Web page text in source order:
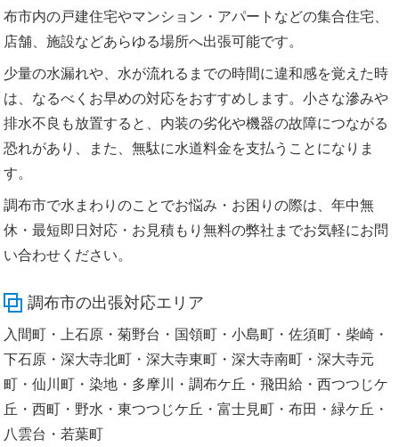
布市内の戸建住宅やマンション・アパートなどの集合住宅、
店舗、施設などあらゆる場所へ出張可能です。
少量の水漏れや、水が流れるまでの時間に違和感を覚えた時
は、なるべくお早めの対応をおすすめします。小さな滲みや
排水不良も放置すると、内装の劣化や機器の故障につながる
恐れがあり、また、無駄に水道料金を支払うことになりま
す。
調布市で水まわりのことでお悩み・お困りの際は、年中無
休・最短即日対応・お見積もり無料の弊社までお気軽にお問
い合わせください。
調布市の出張対応エリア
入間町・上石原・菊野台・国領町・小島町・佐須町・柴崎・
下石原・深大寺北町・深大寺東町・深大寺南町・深大寺元
町・仙川町・染地・多摩川・調布ケ丘・飛田給・西つつじケ
丘・西町・野水・東つつじケ丘・富士見町・布田・緑ケ丘・
八雲台・若葉町